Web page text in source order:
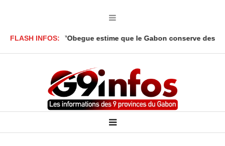
FLASH INFOS:
Onanga Y’Obegue estime que le Gabon conserve des leviers